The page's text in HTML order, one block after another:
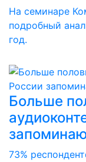
На семинаре
подробный
год.
Больше
73%